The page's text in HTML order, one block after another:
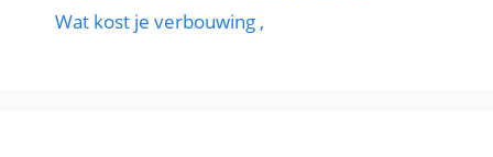
Wat kost je verbouwing ,